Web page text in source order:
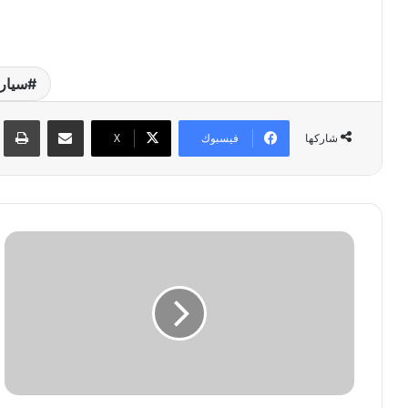
شاركها فيسبوك ‫X
ل